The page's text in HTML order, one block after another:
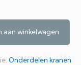
aan winkelwagen
Onderdelen kranen